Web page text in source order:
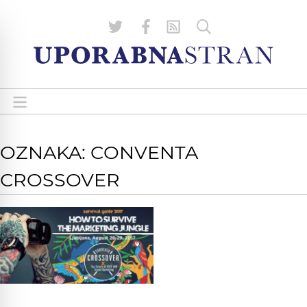
OZNAKA: CONVENTA
CROSSOVER